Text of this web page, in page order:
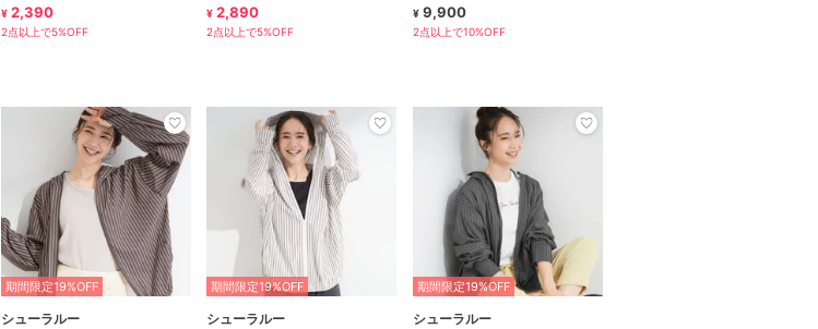
¥ 2,390
2点以上で5%OFF
透湿性
¥ 2,890
2点以上で5%OFF
レディース
¥ 9,900
2点以上で10%OFF
期間限定19%OFF
シューラルー
期間限定19%OFF
シューラルー
期間限定19%OFF
シューラルー